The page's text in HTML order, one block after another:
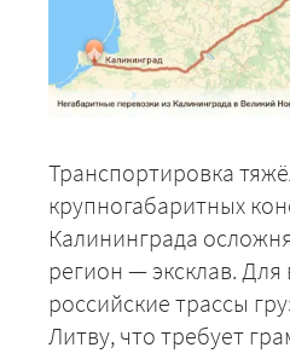
Транспортировка
крупногабаритных
Калининграда
регион — эксклав. Для
российские трассы
Литву, что требует